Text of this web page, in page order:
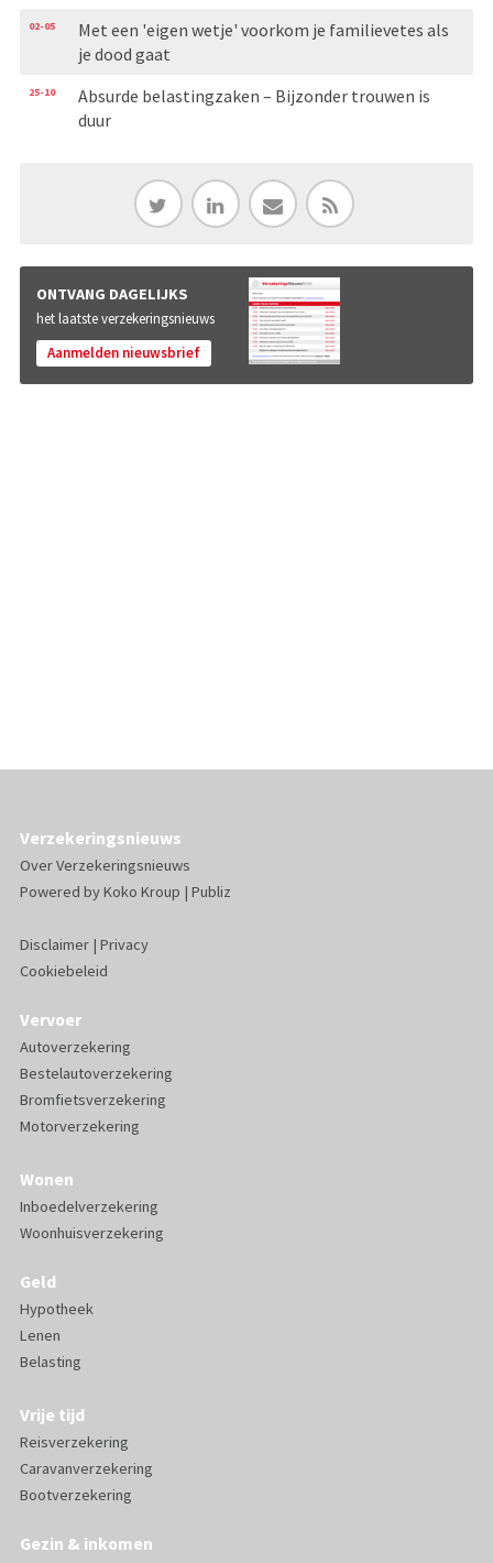
02-05
Met een 'eigen wetje' voorkom je familievetes als
je dood gaat
25-10
Absurde belastingzaken – Bijzonder trouwen is
duur
ONTVANG DAGELIJKS
het laatste verzekeringsnieuws
Aanmelden nieuwsbrief
Verzekeringsnieuws
Over Verzekeringsnieuws
Powered byKoko Kroup | Publiz
Disclaimer| Privacy
Cookiebeleid
Vervoer
Autoverzekering
Bestelautoverzekering
Bromfietsverzekering
Motorverzekering
Wonen
Inboedelverzekering
Woonhuisverzekering
Geld
Hypotheek
Lenen
Belasting
Vrije tijd
Reisverzekering
Caravanverzekering
Bootverzekering
Gezin & inkomen